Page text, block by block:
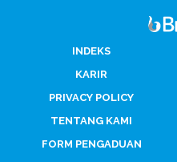
INDEKS
KARIR
PRIVACY POLICY
TENTANG KAMI
FORM PENGADUAN